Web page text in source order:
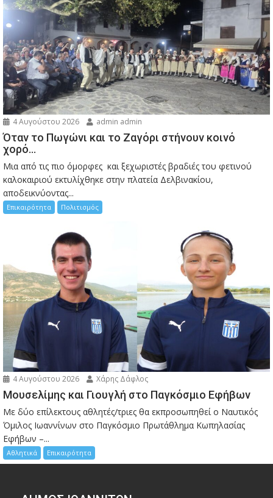
4 Αυγούστου 2026 admin admin
Όταν το Πωγώνι και το Ζαγόρι στήνουν κοινό
χορό…
Μια από τις πιο όμορφες και ξεχωριστές βραδιές του φετινού
καλοκαιριού εκτυλίχθηκε στην πλατεία Δελβινακίου,
αποδεικνύοντας...
Επικαιρότητα Πολιτισμός
4 Αυγούστου 2026 Χάρης Δάφλος
Μουσελίμης και Γιουγλή στο Παγκόσμιο Εφήβων
Mε δύο επίλεκτους αθλητές/τριες θα εκπροσωπηθεί ο Ναυτικός
Όμιλος Ιωαννίνων στο Παγκόσμιο Πρωτάθλημα Κωπηλασίας
Εφήβων –...
Αθλητικά Επικαιρότητα